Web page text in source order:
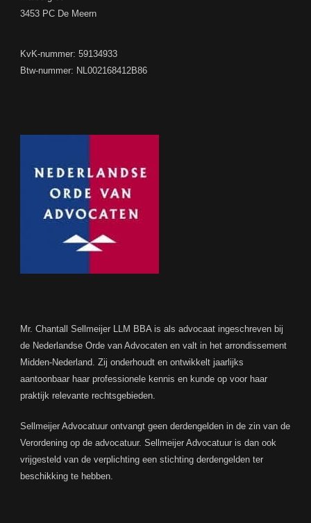
3453 PC De Meern
KvK-nummer: 59134933
Btw-nummer: NL002168412B86
Mr. Chantall Sellmeijer LLM BBA is als advocaat ingeschreven bij
de Nederlandse Orde van Advocaten en valt in het arrondissement
Midden-Nederland. Zij onderhoudt en ontwikkelt jaarlijks
aantoonbaar haar professionele kennis en kunde op voor haar
praktijk relevante rechtsgebieden.
Sellmeijer Advocatuur ontvangt geen derdengelden in de zin van de
Verordening op de advocatuur. Sellmeijer Advocatuur is dan ook
vrijgesteld van de verplichting een stichting derdengelden ter
beschikking te hebben.